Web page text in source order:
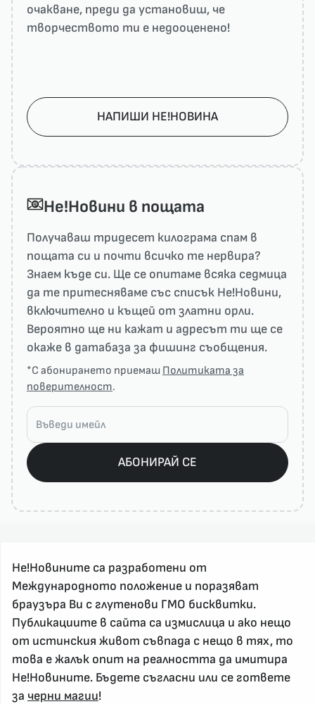
очакване, преди да установиш, че
творчеството ти е недооценено!
НАПИШИ НЕ!НОВИНА
He!Новини в пощата
Получаваш тридесет килограма спам в
пощата си и почти всичко те нервира?
Знаем къде си. Ще се опитаме всяка седмица
да те притесняваме със списък He!Новини,
включително и къщей от златни орли.
Вероятно ще ни кажат и адресът ти ще се
окаже в датабаза за фишинг съобщения.
*С абонирането приемаш Политиката за
поверителност.
АБОНИРАЙ СЕ
За реклама и връзка с нас, пишете на
nenovinite@gmail.com
Контакт
За нас
Напиши Не!Новина
Не!Новините са разработени от
Международното положение и поразяват
браузъра Ви с глутенови ГМО бисквитки.
Публикациите в сайта са измислица и ако нещо
от истинския живот съвпада с нещо в тях, то
това е жалък опит на реалността да имитира
Не!Новините. Бъдете съгласни или се гответе
за черни магии!